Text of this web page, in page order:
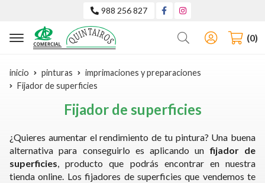
988 256 827
Buscar 0
inicio pinturas
imprimaciones y preparaciones
Fijador de superficies
Fijador de superficies
¿Quieres aumentar el rendimiento de tu pintura? Una buena
alternativa para conseguirlo es aplicando unfijador de
superficies, producto que podrás encontrar en nuestra
tienda online. Los fijadores de superficies que vendemos te